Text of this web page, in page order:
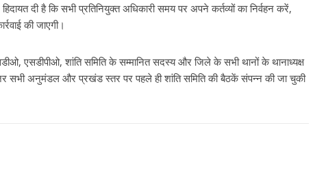
दी है कि सभी प्रतिनियुक्त अधिकारी समय पर अपने कर्तव्यों का निर्वहन करें,
की जाएगी।
एसडीपीओ, शांति समिति के सम्मानित सदस्य और जिले के सभी थानों के थानाध्यक्ष
सभी अनुमंडल और प्रखंड स्तर पर पहले ही शांति समिति की बैठकें संपन्न की जा चुकी